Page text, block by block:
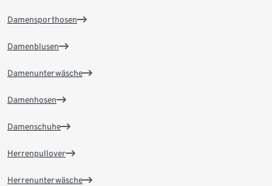
Damensporthosen
Damenblusen
Damenunterwäsche
Damenhosen
Damenschuhe
Herrenpullover
Herrenunterwäsche